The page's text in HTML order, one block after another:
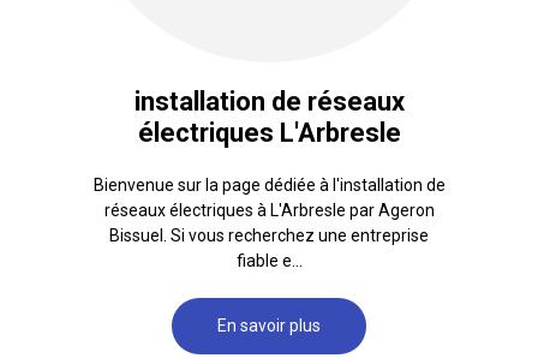
installation de réseaux
électriques L'Arbresle
Bienvenue sur la page dédiée à l'installation de
réseaux électriques à L'Arbresle par Ageron
Bissuel. Si vous recherchez une entreprise
fiable e...
En savoir plus